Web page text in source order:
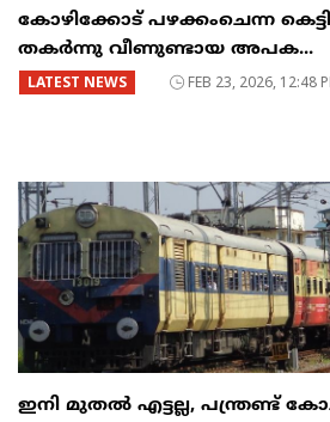
കോഴിക്കോട് പഴക്കംചെന്ന
തകർന്നു വീണുണ്ടായ അപക...
LATEST NEWS FEB 23, 2026, 12:48
ഇനി മുതൽ എട്ടല്ല, പന്ത്രണ്ട്